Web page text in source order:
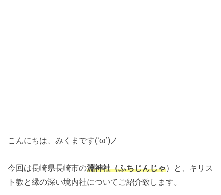
こんにちは、みくまです(‘ω’)ノ
今回は長崎県長崎市の淵神社（ふちじんじゃ）と、キリス
ト教と縁の深い境内社についてご紹介致します。